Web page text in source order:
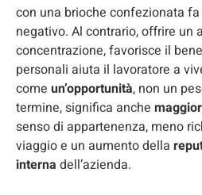
con una brioche confezionata
negativo. Al contrario, offrire un
concentrazione, favorisce il
personali aiuta il lavoratore a
come un’opportunità, non un
termine, significa anche
senso di appartenenza, meno
viaggio e un aumento della
interna dell’azienda.